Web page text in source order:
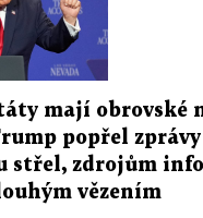
mají obrovské
popřel zprávy
střel, zdrojům
vězením